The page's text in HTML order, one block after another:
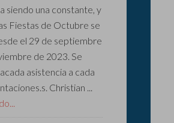
siendo una constante, y
Fiestas de Octubre se
el 29 de septiembre
de 2023. Se
asistencia a cada
Christian ...